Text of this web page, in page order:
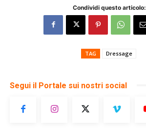
Condividi questo articolo:
TAG Dressage
Segui il Portale sui nostri social